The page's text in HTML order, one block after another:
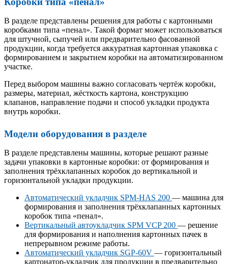
В разделе представлены решения для работы с картонными
коробками типа «пенал». Такой формат может использоваться
для штучной, сыпучей или предварительно фасованной
продукции, когда требуется аккуратная картонная упаковка с
формированием и закрытием коробки на автоматизированном
участке.
Перед выбором машины важно согласовать чертёж коробки,
размеры, материал, жёсткость картона, конструкцию
клапанов, направление подачи и способ укладки продукта
внутрь коробки.
Модели оборудования в разделе
В разделе представлены машины, которые решают разные
задачи упаковки в картонные коробки: от формирования и
заполнения трёхклапанных коробок до вертикальной и
горизонтальной укладки продукции.
Автоматический укладчик SPM-HAS 200 — машина для
формирования и заполнения трёхклапанных картонных
коробок типа «пенал».
Вертикальный автоукладчик SPM VCP 200 — решение
для формирования и наполнения картонных пачек в
непрерывном режиме работы.
Автоматический укладчик SGP-60V — горизонтальный
картонатор-укладчик для продукции в предварительно